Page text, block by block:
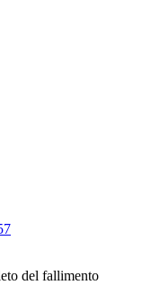
del fallimento